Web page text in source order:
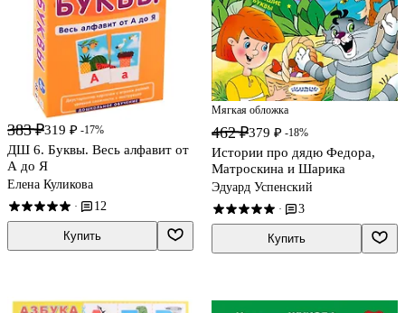
383 ₽319 ₽ -17%
ДШ 6. Буквы. Весь алфавит от
А до Я
Елена Куликова
· 12
Купить
Мягкая обложка
462 ₽379 ₽ -18%
Истории про дядю Федора,
Матроскина и Шарика
Эдуард Успенский
· 3
Купить